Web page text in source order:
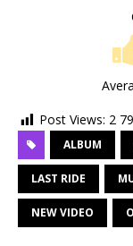
Post Views: 2
ALBUM
LAST RIDE
NEW VIDEO